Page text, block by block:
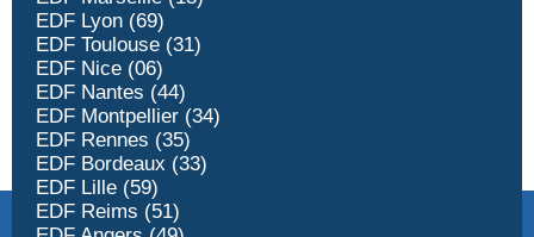
EDF Lyon (69)
EDF Toulouse (31)
EDF Nice (06)
EDF Nantes (44)
EDF Montpellier (34)
EDF Rennes (35)
EDF Bordeaux (33)
EDF Lille (59)
EDF Reims (51)